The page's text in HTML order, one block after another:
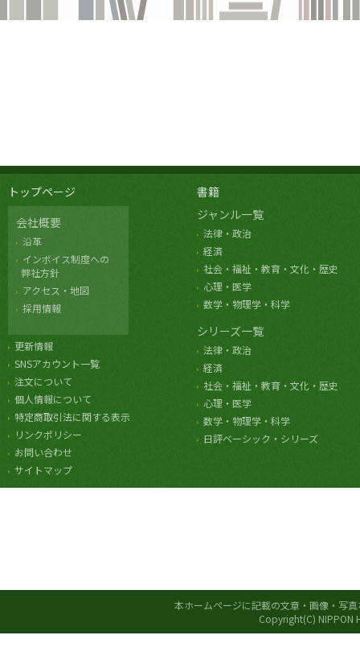
トップページ
会社概要
沿革
インボイス制度への
弊社方針
アクセス・地図
採用情報
更新情報
SNSアカウント一覧
注文について
個人情報について
特定商取引法に関する表示
リンクポリシー
お問い合わせ
サイトマップ
書籍
ジャンル一覧
法律・政治
経済
社会・福祉・教育・文化・歴史
心理・医学
数学・物理学・科学
シリーズ一覧
法律・政治
経済
社会・福祉・教育・文化・歴史
心理・医学
数学・物理学・科学
日評ベーシック・シリーズ
本ホームページに記載の文章・画像・写
Copyright(C) NIPPON